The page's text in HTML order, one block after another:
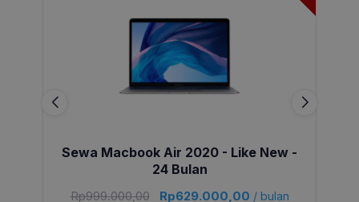
Sewa Macbook Air 2020 - Like New -
24 Bulan
Rp999.000,00 Rp629.000,00 / bulan